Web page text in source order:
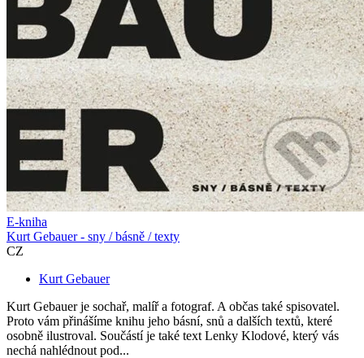
E-kniha
Kurt Gebauer - sny / básně / texty
CZ
Kurt Gebauer
Kurt Gebauer je sochař, malíř a fotograf. A občas také spisovatel.
Proto vám přinášíme knihu jeho básní, snů a dalších textů, které
osobně ilustroval. Součástí je také text Lenky Klodové, který vás
nechá nahlédnout pod...